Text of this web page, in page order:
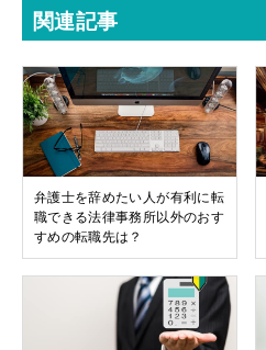
関連記事
弁護士を辞めたい人が有利に転
職できる法律事務所以外のおす
すめの転職先は？